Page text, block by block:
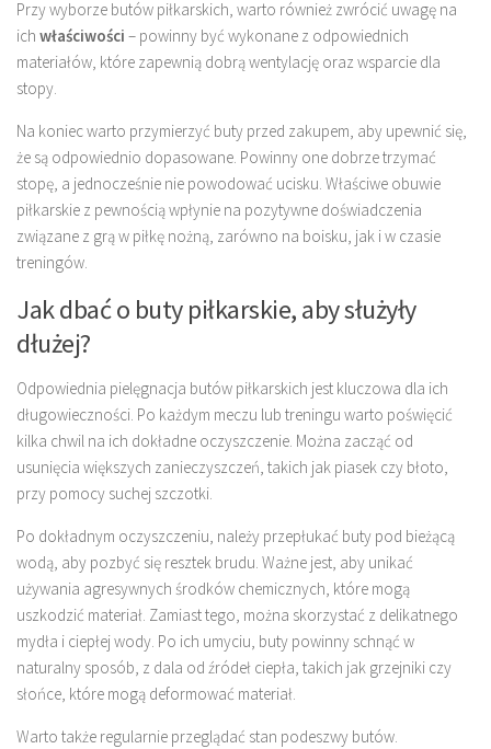
Przy wyborze butów piłkarskich, warto również zwrócić uwagę na
ich właściwości – powinny być wykonane z odpowiednich
materiałów, które zapewnią dobrą wentylację oraz wsparcie dla
stopy.
Na koniec warto przymierzyć buty przed zakupem, aby upewnić się,
że są odpowiednio dopasowane. Powinny one dobrze trzymać
stopę, a jednocześnie nie powodować ucisku. Właściwe obuwie
piłkarskie z pewnością wpłynie na pozytywne doświadczenia
związane z grą w piłkę nożną, zarówno na boisku, jak i w czasie
treningów.
Jak dbać o buty piłkarskie, aby służyły
dłużej?
Odpowiednia pielęgnacja butów piłkarskich jest kluczowa dla ich
długowieczności. Po każdym meczu lub treningu warto poświęcić
kilka chwil na ich dokładne oczyszczenie. Można zacząć od
usunięcia większych zanieczyszczeń, takich jak piasek czy błoto,
przy pomocy suchej szczotki.
Po dokładnym oczyszczeniu, należy przepłukać buty pod bieżącą
wodą, aby pozbyć się resztek brudu. Ważne jest, aby unikać
używania agresywnych środków chemicznych, które mogą
uszkodzić materiał. Zamiast tego, można skorzystać z delikatnego
mydła i ciepłej wody. Po ich umyciu, buty powinny schnąć w
naturalny sposób, z dala od źródeł ciepła, takich jak grzejniki czy
słońce, które mogą deformować materiał.
Warto także regularnie przeglądać stan podeszwy butów.